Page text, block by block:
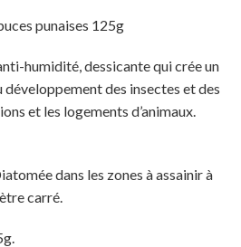
punaises 125g
humidité, dessicante qui crée un
des insectes et des
et les logements d’animaux.
dans les zones à assainir à
carré.